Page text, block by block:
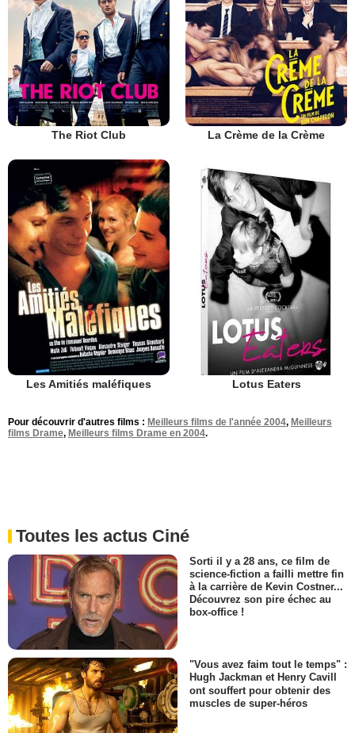
The Riot Club La Crème de la Crème
Les Amitiés maléfiques Lotus Eaters
Pour découvrir d'autres films : Meilleurs films de l'année 2004, Meilleurs
films Drame, Meilleurs films Drame en 2004.
Toutes les actus Ciné
Sorti il y a 28 ans, ce film de
science-fiction a failli mettre fin
à la carrière de Kevin Costner...
Découvrez son pire échec au
box-office !
"Vous avez faim tout le temps" :
Hugh Jackman et Henry Cavill
ont souffert pour obtenir des
muscles de super-héros